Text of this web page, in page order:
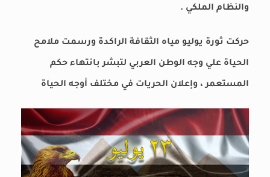
والنظام الملكي .
حركت ثورة يوليو مياه الثقافة الراكدة ورسمت ملامح
الحياة علي وجه الوطن العربي لتبشر بانتهاء حكم
المستعمر ، وإعلان الحريات في مختلف أوجه الحياة